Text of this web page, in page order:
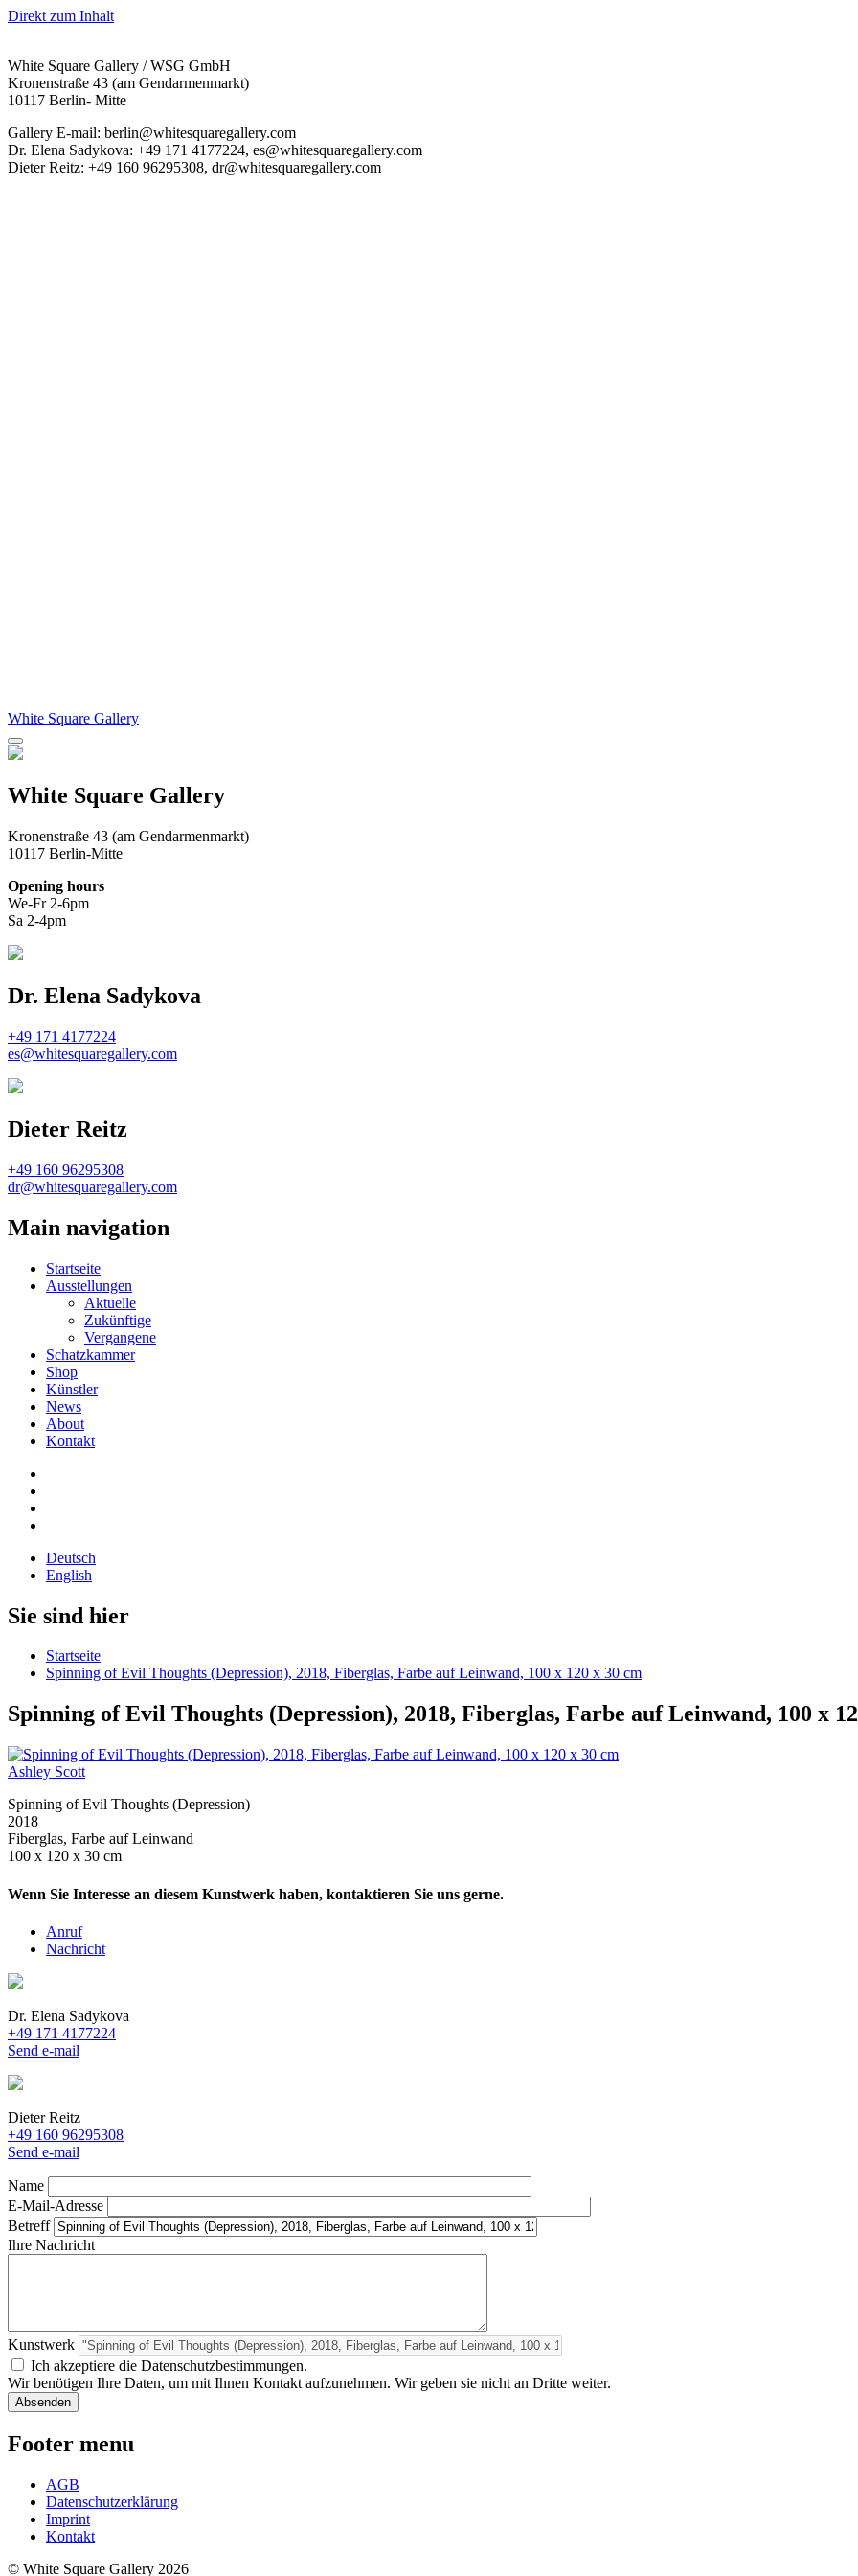
Direkt zum Inhalt
White Square Gallery / WSG GmbH
Kronenstraße 43 (am Gendarmenmarkt)
10117 Berlin- Mitte
Gallery E-mail: berlin@whitesquaregallery.com
Dr. Elena Sadykova: +49 171 4177224, es@whitesquaregallery.com
Dieter Reitz: +49 160 96295308, dr@whitesquaregallery.com
White Square Gallery
White Square Gallery
Kronenstraße 43 (am Gendarmenmarkt)
10117 Berlin-Mitte
Opening hours
We-Fr 2-6pm
Sa 2-4pm
Dr. Elena Sadykova
+49 171 4177224
es@whitesquaregallery.com
Dieter Reitz
+49 160 96295308
dr@whitesquaregallery.com
Main navigation
Startseite
Ausstellungen
Aktuelle
Zukünftige
Vergangene
Schatzkammer
Shop
Künstler
News
About
Kontakt
Deutsch
English
Sie sind hier
Startseite
Spinning of Evil Thoughts (Depression), 2018, Fiberglas, Farbe auf Leinwand, 100 x 120 x 30 cm
Spinning of Evil Thoughts (Depression), 2018, Fiberglas, Farbe auf Leinwand, 100 x
Ashley Scott
Spinning of Evil Thoughts (Depression)
2018
Fiberglas, Farbe auf Leinwand
100 x 120 x 30 cm
Wenn Sie Interesse an diesem Kunstwerk haben, kontaktieren Sie uns gerne.
Anruf
Nachricht
Dr. Elena Sadykova
+49 171 4177224
Send e-mail
Dieter Reitz
+49 160 96295308
Send e-mail
Name
E-Mail-Adresse
Betreff
Ihre Nachricht
Kunstwerk
Ich akzeptiere die Datenschutzbestimmungen.
Wir benötigen Ihre Daten, um mit Ihnen Kontakt aufzunehmen. Wir geben sie nicht an Dritte weiter.
Footer menu
AGB
Datenschutzerklärung
Imprint
Kontakt
© White Square Gallery 2026